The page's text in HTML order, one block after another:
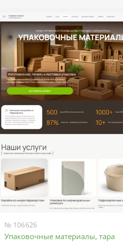
№ 106626
Упаковочные материалы, тара